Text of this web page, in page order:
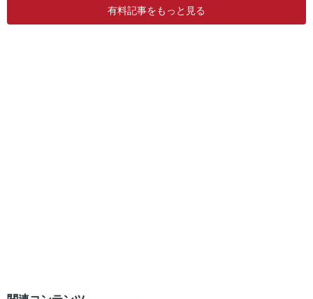
有料記事をもっと見る